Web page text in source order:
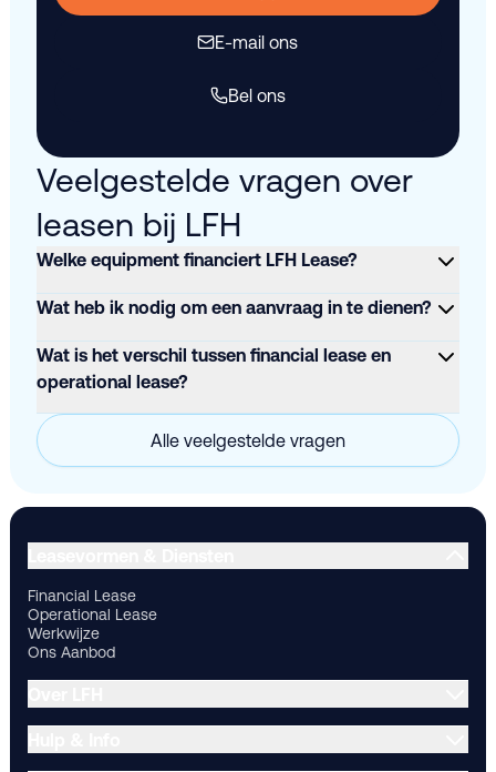
E-mail ons
Bel ons
Veelgestelde vragen over
leasen bij LFH
Welke equipment financiert LFH Lease?
Wat heb ik nodig om een aanvraag in te dienen?
Wat is het verschil tussen financial lease en
operational lease?
Alle veelgestelde vragen
Financial Lease
Operational Lease
Werkwijze
Ons Aanbod